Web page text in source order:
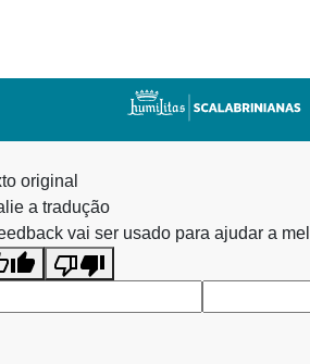
original
a tradução
vai ser usado para ajudar a